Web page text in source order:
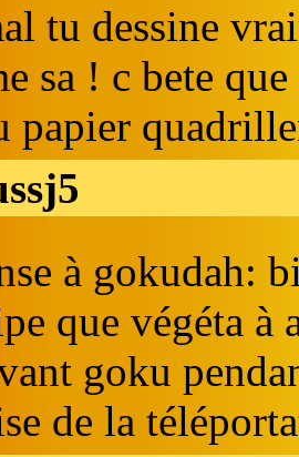
tu dessine
sa ! c bete
papier
à gokudah:
que végéta à
goku
de la